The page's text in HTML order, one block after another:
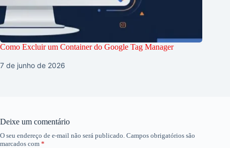
Como Excluir um Container do Google Tag Manager
7 de junho de 2026
Deixe um comentário
O seu endereço de e-mail não será publicado. Campos obrigatórios são
marcados com *